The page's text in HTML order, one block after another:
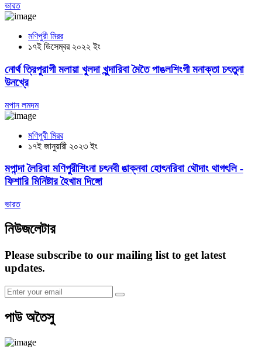
ভারত
মণিপুরী মিরর
১৭ই ডিসেম্বর ২০২২ ইং
নোর্থ ত্রিপুরাগী মলায়া খুলদা খুন্দারিবা মৈতৈ পাঙলশিংগী মনাক্তা চৎতুনা
উনখ্রে
মপান লমদম
মণিপুরী মিরর
১৭ই জানুয়ারী ২০২৩ ইং
মপান্দা লৈরিবা মণিপুরীশিংনা চৎনবী ঙাক্নবা হোৎনরিবা থৌদাং থাগৎলি -
ফিশারি মিনিষ্টার হৈখাম দিঙ্গো
ভারত
নিউজলেটার
Please subscribe to our mailing list to get latest
updates.
পাউ অতৈসু